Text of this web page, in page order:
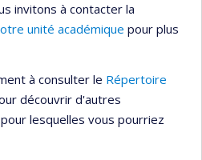
invitons à contacter la
unité académique pour plus
à consulter le Répertoire
découvrir d'autres
lesquelles vous pourriez